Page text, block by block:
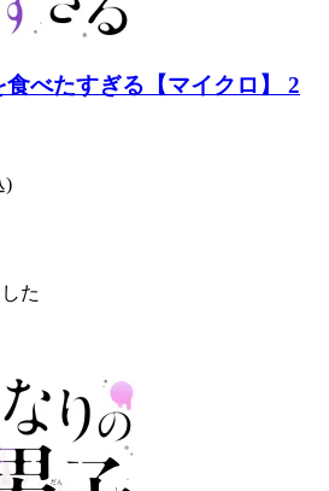
食べたすぎる【マイクロ】 2
)
た